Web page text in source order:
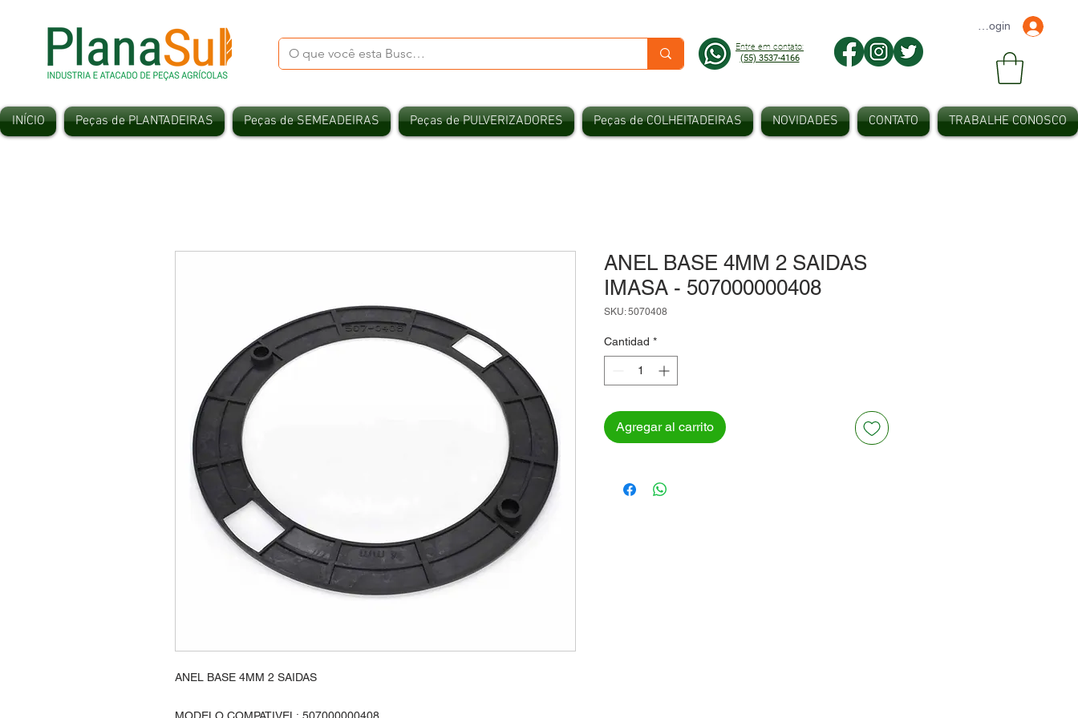
Entre em contato:
(55) 3537-4166
Faça seu Login
INÍCIO Peças de PLANTADEIRAS Peças de SEMEADEIRAS Peças de PULVERIZADORES Peças de COLHEITADEIRAS NOVIDADES CONTATO TRABALHE CONOSCO
ANEL BASE 4MM 2 SAIDAS
ANEL BASE 4MM 2 SAIDAS
IMASA - 507000000408
SKU: 5070408
Cantidad *
Agregar al carrito